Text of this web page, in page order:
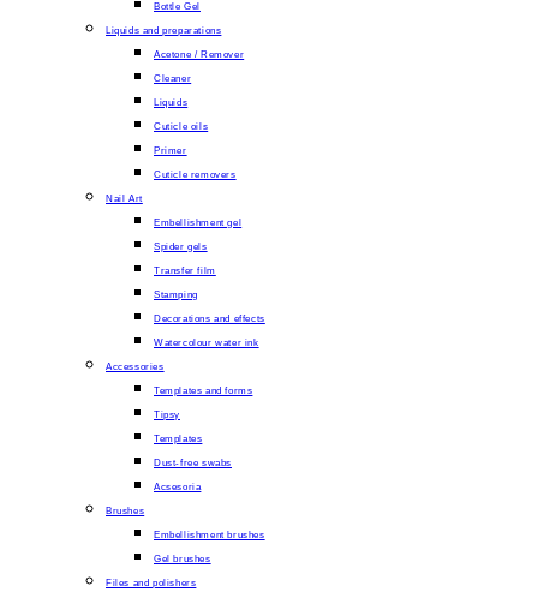
Bottle Gel
Liquids and preparations
Acetone / Remover
Cleaner
Liquids
Cuticle oils
Primer
Cuticle removers
Nail Art
Embellishment gel
Spider gels
Transfer film
Stamping
Decorations and effects
Watercolour water ink
Accessories
Templates and forms
Tipsy
Templates
Dust-free swabs
Acsesoria
Brushes
Embellishment brushes
Gel brushes
Files and polishers